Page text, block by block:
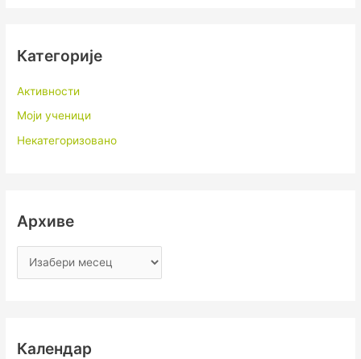
Категорије
Активности
Моји ученици
Некатегоризовано
Архиве
Календар